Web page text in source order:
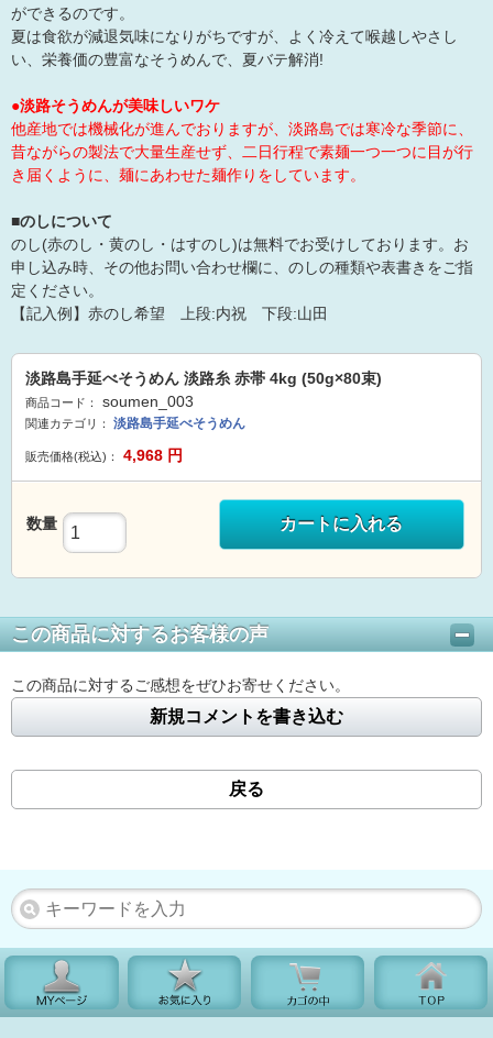
ができるのです。
夏は食欲が減退気味になりがちですが、よく冷えて喉越しやさし
い、栄養価の豊富なそうめんで、夏バテ解消!
●淡路そうめんが美味しいワケ
他産地では機械化が進んでおりますが、淡路島では寒冷な季節に、
昔ながらの製法で大量生産せず、二日行程で素麺一つ一つに目が行
き届くように、麺にあわせた麺作りをしています。
■のしについて
のし(赤のし・黄のし・はすのし)は無料でお受けしております。お
申し込み時、その他お問い合わせ欄に、のしの種類や表書きをご指
定ください。
【記入例】赤のし希望 上段:内祝 下段:山田
淡路島手延べそうめん 淡路糸 赤帯 4kg (50g×80束)
商品コード： soumen_003
関連カテゴリ： 淡路島手延べそうめん
販売価格(税込)： 4,968 円
数量 カートに入れる
この商品に対するお客様の声
この商品に対するご感想をぜひお寄せください。
新規コメントを書き込む
戻る